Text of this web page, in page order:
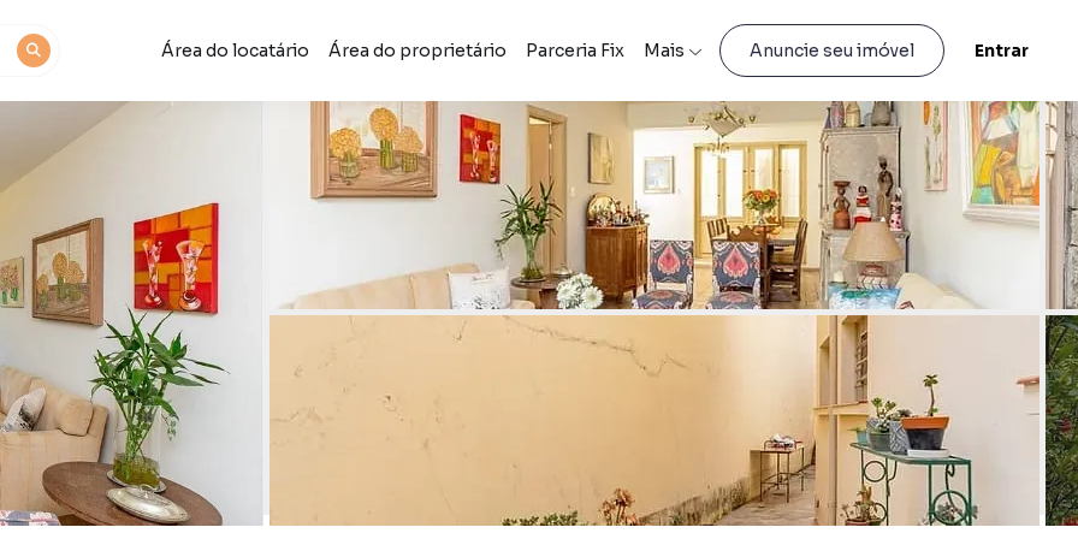
Área do locatário Área do proprietário Parceria Fix Mais Anuncie seu imóvel Entrar